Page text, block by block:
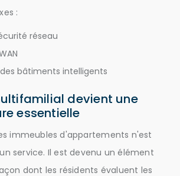
:
réseau
bâtiments intelligents
devient une
essentielle
immeubles d'appartements n'est
service. Il est devenu un élément
dont les résidents évaluent les